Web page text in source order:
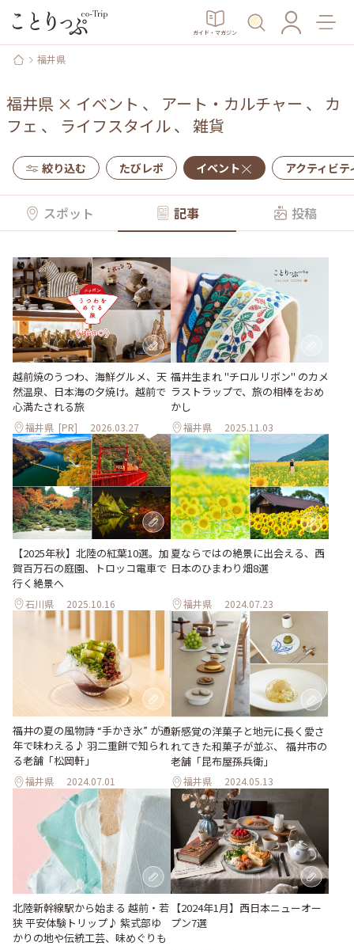
ガイド・マガジン
福井県
福井県 × イベント 、 アート・カルチャー 、 カ
フェ 、 ライフスタイル、 雑貨
絞り込む たびレポ イベント アクティビテ
スポット 記事 投稿
越前焼のうつわ、海鮮グルメ、天
然温泉、日本海の夕焼け。越前で
心満たされる旅
福井県 [PR] 2026.03.27
福井生まれ "チロルリボン" のカメ
ラストラップで、旅の相棒をおめ
かし
福井県 2025.11.03
【2025年秋】北陸の紅葉10選。加
賀百万石の庭園、トロッコ電車で
行く絶景へ
石川県 2025.10.16
夏ならではの絶景に出会える、西
日本のひまわり畑8選
福井県 2024.07.23
福井の夏の風物詩 “手かき氷” が通
年で味わえる♪ 羽二重餅で知られ
る老舗「松岡軒」
福井県 2024.07.01
新感覚の洋菓子と地元に長く愛さ
れてきた和菓子が並ぶ、 福井市の
老舗「昆布屋孫兵衛」
福井県 2024.05.13
北陸新幹線駅から始まる 越前・若
狭 平安体験トリップ♪ 紫式部ゆ
かりの地や伝統工芸、味めぐりも
【2024年1月】西日本ニューオー
プン7選